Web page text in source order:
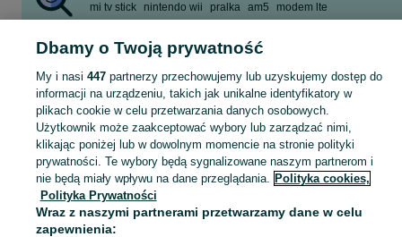
mi tv stick nintendo wii pralka am5
modem lte
Zobacz Więcej
Sprzedaż elektroniki Lublin ▶️ szeroki wybór modeli i marek ✅ Nowe i używane oferty w atrakcyjnych cenach ☝ Sprawdź ogłoszenia online na OLX.pl! Zobacz
Mapa kategorii
Mapa miejscowości
Mapa ministron
Popularne wyszukiwania
Dbamy o Twoją prywatność
My i nasi 447partnerzy przechowujemy lub uzyskujemy dostęp do
informacji na urządzeniu, takich jak unikalne identyfikatory w
plikach cookie w celu przetwarzania danych osobowych.
Użytkownik może zaakceptować wybory lub zarządzać nimi,
klikając poniżej lub w dowolnym momencie na stronie polityki
prywatności. Te wybory będą sygnalizowane naszym partnerom i
nie będą miały wpływu na dane przeglądania. Polityka cookies,
Polityka Prywatności
Wraz z naszymi partnerami przetwarzamy dane w celu
zapewnienia: